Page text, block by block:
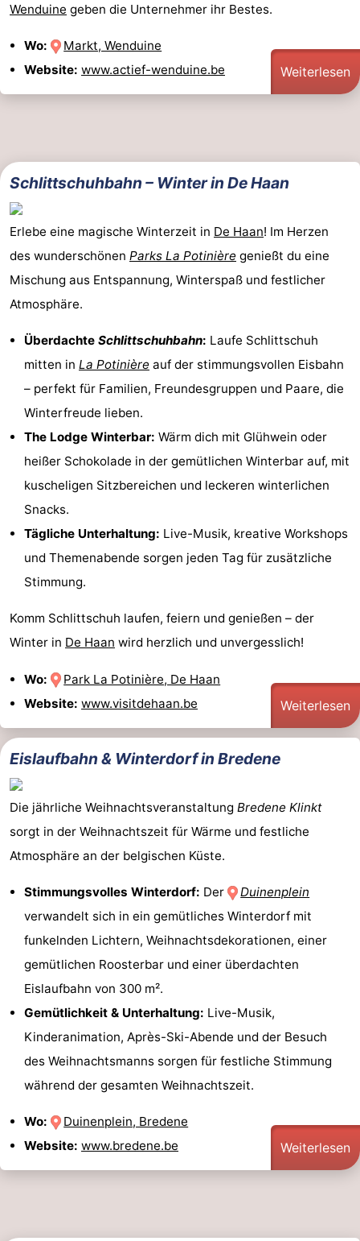
Wenduine geben die Unternehmer ihr Bestes.
Wo:
Markt, Wenduine
Website: www.actief-wenduine.be Weiterlesen
Schlittschuhbahn – Winter in De Haan
Erlebe eine magische Winterzeit in De Haan! Im Herzen
des wunderschönen Parks La Potinière genießt du eine
Mischung aus Entspannung, Winterspaß und festlicher
Atmosphäre.
Überdachte Schlittschuhbahn: Laufe Schlittschuh
mitten in La Potinière auf der stimmungsvollen Eisbahn
– perfekt für Familien, Freundesgruppen und Paare, die
Winterfreude lieben.
The Lodge Winterbar: Wärm dich mit Glühwein oder
heißer Schokolade in der gemütlichen Winterbar auf, mit
kuscheligen Sitzbereichen und leckeren winterlichen
Snacks.
Tägliche Unterhaltung: Live-Musik, kreative Workshops
und Themenabende sorgen jeden Tag für zusätzliche
Stimmung.
Komm Schlittschuh laufen, feiern und genießen – der
Winter in De Haan wird herzlich und unvergesslich!
Wo:
Park La Potinière, De Haan
Website: www.visitdehaan.be Weiterlesen
Eislaufbahn & Winterdorf in Bredene
Die jährliche Weihnachtsveranstaltung Bredene Klinkt
sorgt in der Weihnachtszeit für Wärme und festliche
Atmosphäre an der belgischen Küste.
Stimmungsvolles Winterdorf: Der
Duinenplein
verwandelt sich in ein gemütliches Winterdorf mit
funkelnden Lichtern, Weihnachtsdekorationen, einer
gemütlichen Roosterbar und einer überdachten
Eislaufbahn von 300 m².
Gemütlichkeit & Unterhaltung: Live-Musik,
Kinderanimation, Après-Ski-Abende und der Besuch
des Weihnachtsmanns sorgen für festliche Stimmung
während der gesamten Weihnachtszeit.
Wo:
Duinenplein, Bredene
Website: www.bredene.be Weiterlesen